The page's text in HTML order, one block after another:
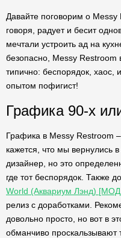
Давайте поговорим о Messy
говоря, радует и бесит
мечтали устроить ад на
безопасно, Messy Restroom
типично: беспорядок,
опытом пофигист!
Графика 90-х
Графика в Messy Restroom
кажется, что мы вернулись
дизайнер, но это
где тот беспорядок. Также
World (Аквариум Лэнд) [МОД
релиз с доработками.
довольно просто, но вот в
обманчиво